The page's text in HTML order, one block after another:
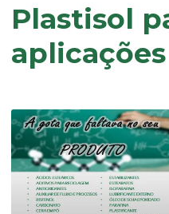
Plastisol
aplicações